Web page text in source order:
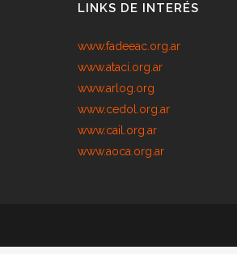
LINKS DE INTERÉS
www.fadeeac.org.ar
www.ataci.org.ar
www.arlog.org
www.cedol.org.ar
www.cail.org.ar
www.aoca.org.ar